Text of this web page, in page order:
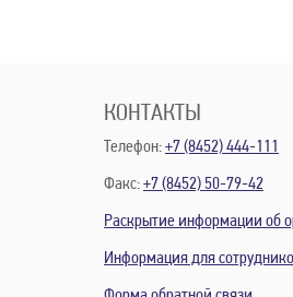
КОНТАКТЫ
Телефон:+7 (8452) 444-111
Факс:+7 (8452) 50-79-42
Раскрытие информации об
Информация для